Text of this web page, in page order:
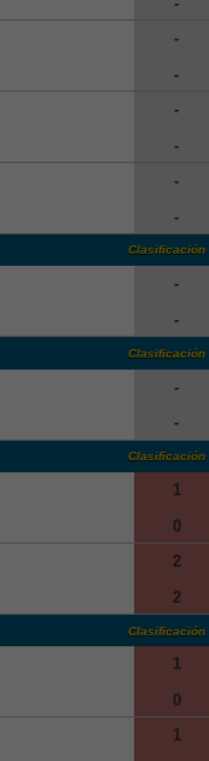
-
-
-
-
-
-
Clasificación
-
-
Clasificación
-
-
Clasificación
1
0
2
2
Clasificación
1
0
1